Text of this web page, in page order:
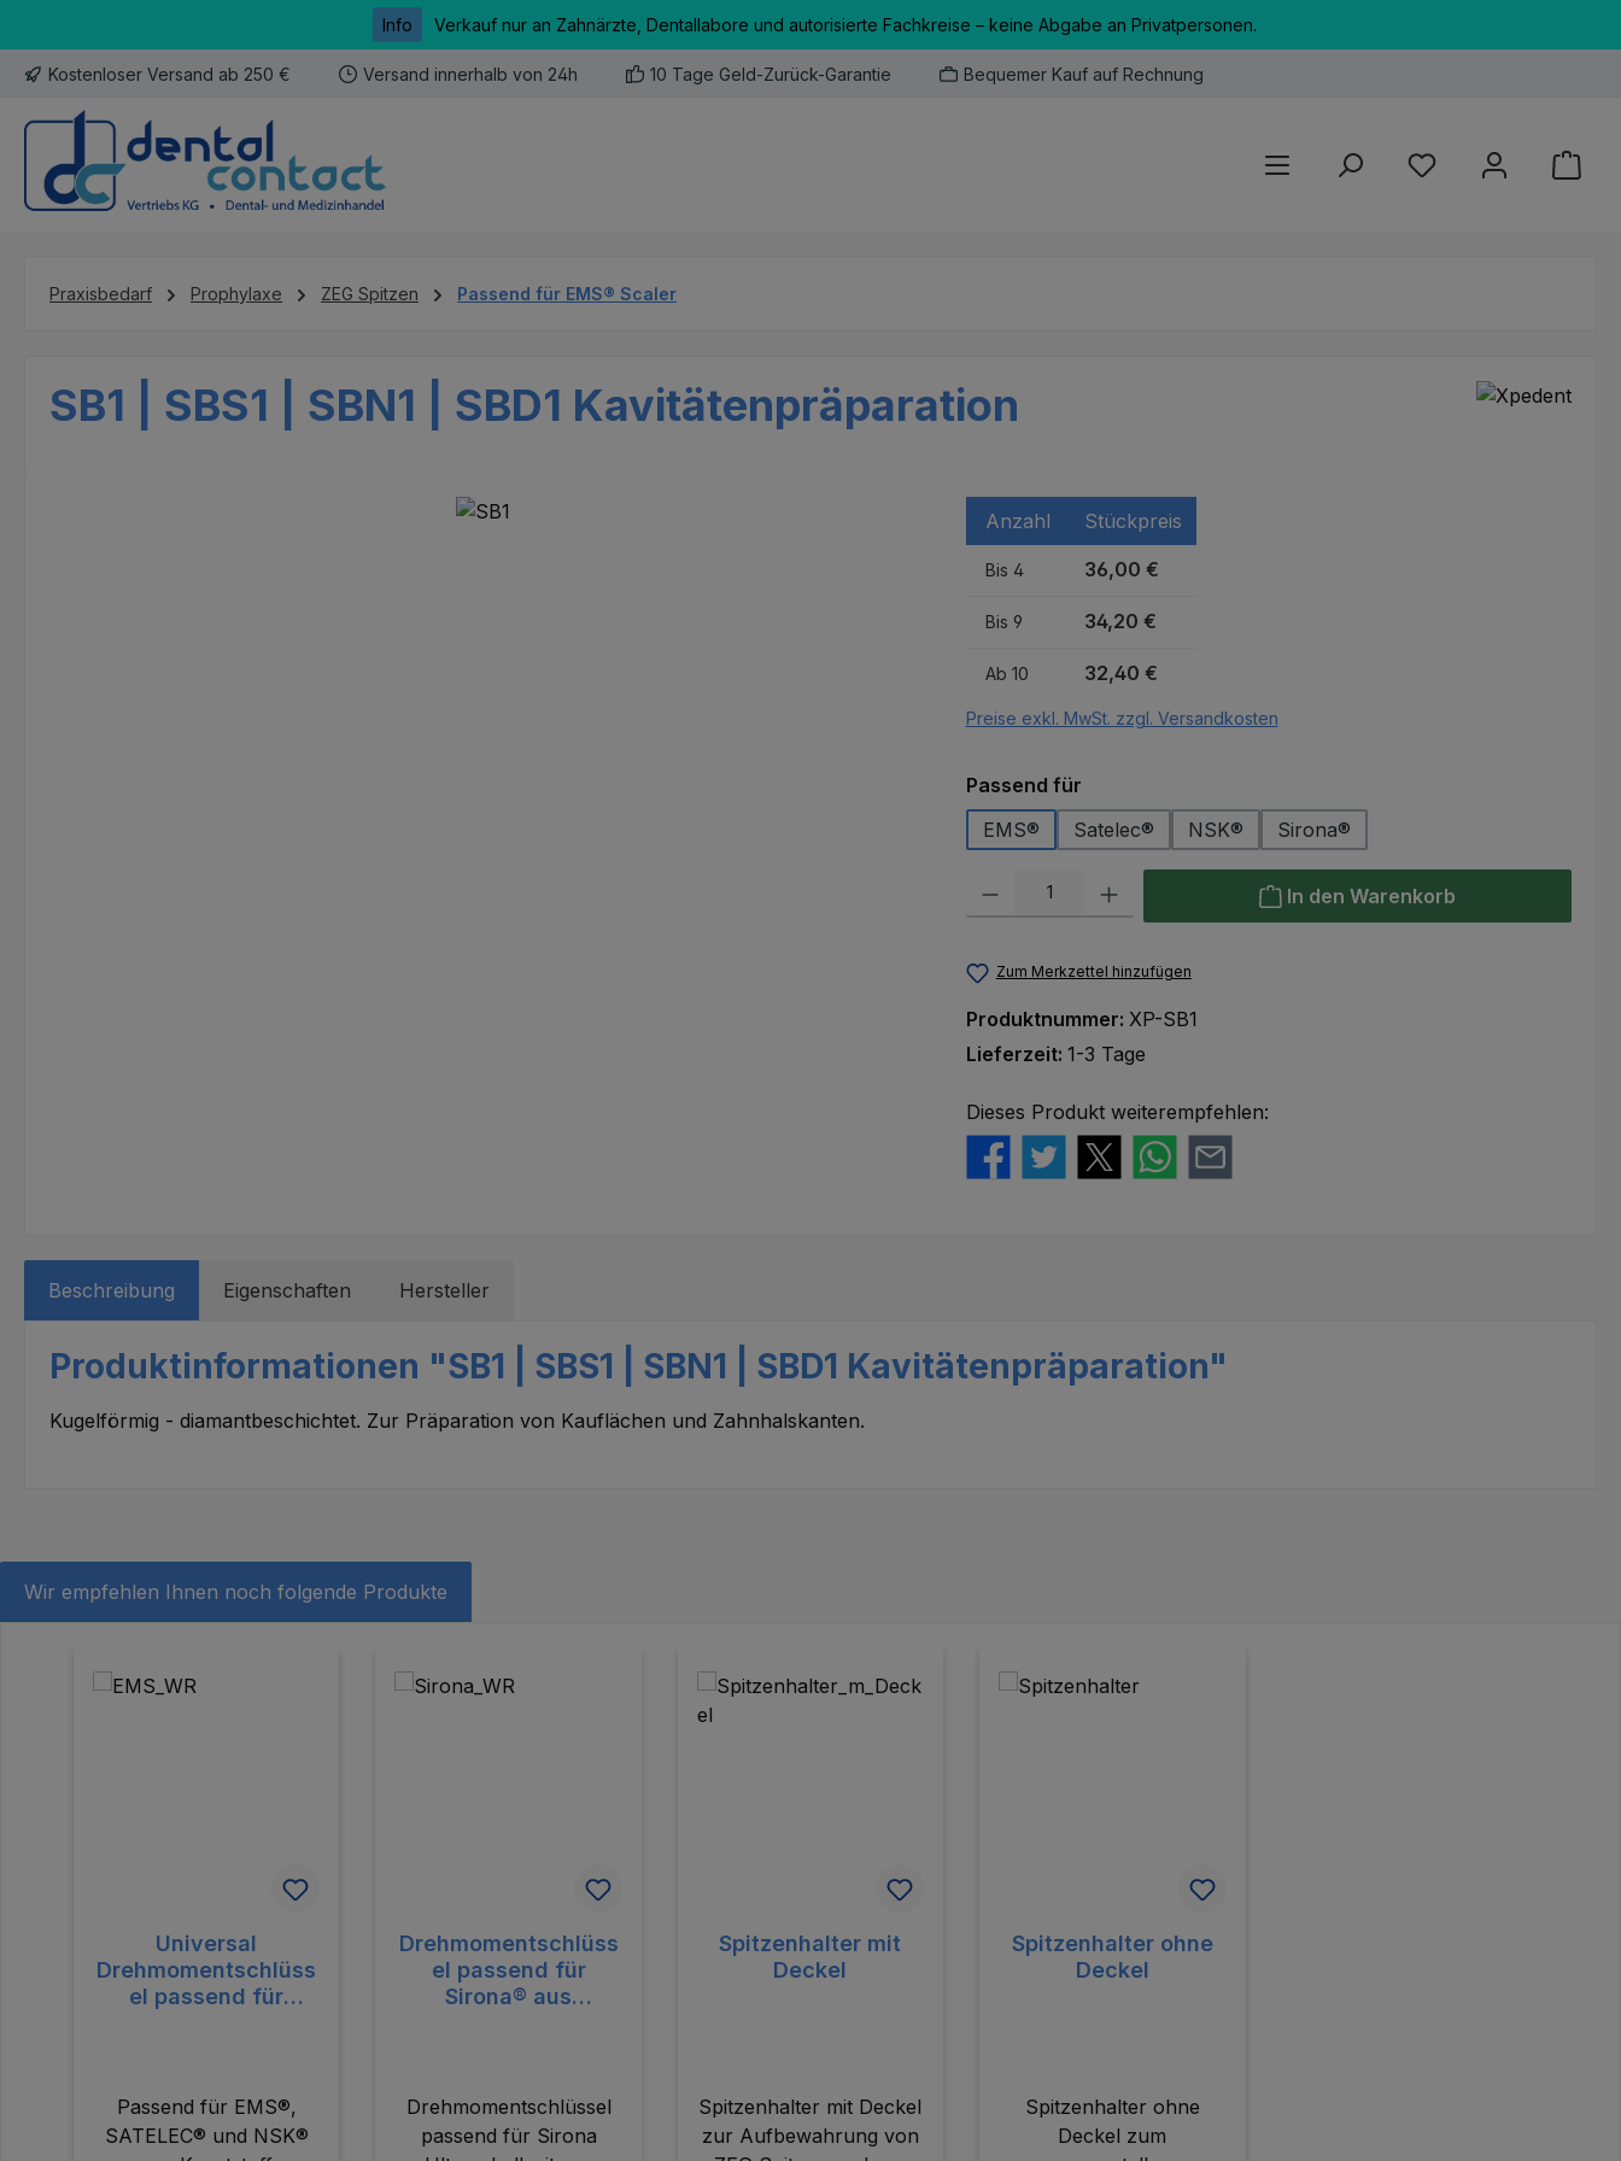
Info Verkauf nur an Zahnärzte, Dentallabore und autorisierte Fachkreise – keine Abgabe an Privatpersonen.
Kostenloser Versand ab 250 € Versand innerhalb von 24h 10 Tage Geld-Zurück-Garantie Bequemer Kauf auf Rechnung
Du hast 0 Produkte
Praxisbedarf Prophylaxe ZEG Spitzen Passend für EMS® Scaler
SB1 | SBS1 | SBN1 | SBD1 Kavitätenpräparation
Anzahl Stückpreis
Bis 4 36,00 €
Bis 9 34,20 €
Ab 10 32,40 €
Preise exkl. MwSt. zzgl. Versandkosten
Passend fürauswählen
EMS®
Satelec® NSK® Sirona®
Produkt Anzahl: Gib den gewünschten Wert ein oder benutze die Schaltflächen
In den Warenkorb
Zum Merkzettel hinzufügen
Produktnummer: XP-SB1
Lieferzeit: 1-3 Tage
Dieses Produkt weiterempfehlen:
Beschreibung Eigenschaften Hersteller
Produktinformationen "SB1 | SBS1 | SBN1 | SBD1 Kavitätenpräparation"
Kugelförmig - diamantbeschichtet. Zur Präparation von Kauflächen und Zahnhalskanten.
Wir empfehlen Ihnen noch folgende Produkte
Universal
Drehmomentschlüss
el passend für
Passend für EMS®,
SATELEC® und NSK®
Drehmomentschlüss
el passend für
Sirona® aus
Drehmomentschlüssel
passend für Sirona
Spitzenhalter mit
Deckel
Spitzenhalter mit Deckel
zur Aufbewahrung von
Spitzenhalter ohne
Deckel
Spitzenhalter ohne
Deckel zum